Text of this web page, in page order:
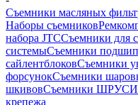
Съемники масляных
Наборы съемников
набора JTCСъемники для
системыСъемники
сайлентблоковСъемники
форсунокСъемники
шкивовСъемники ШРУС
крепежа